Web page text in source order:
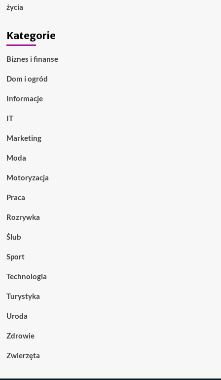
życia
Kategorie
Biznes i finanse
Dom i ogród
Informacje
IT
Marketing
Moda
Motoryzacja
Praca
Rozrywka
Ślub
Sport
Technologia
Turystyka
Uroda
Zdrowie
Zwierzęta